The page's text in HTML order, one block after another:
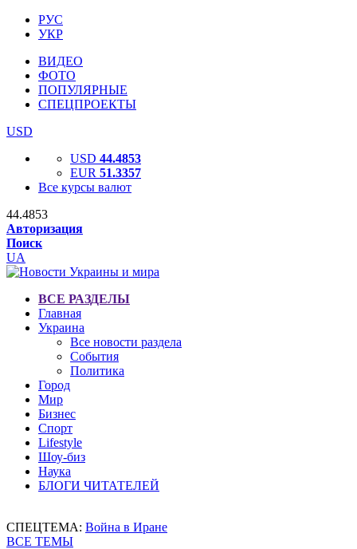
РУС
УКР
ВИДЕО
ФОТО
ПОПУЛЯРНЫЕ
СПЕЦПРОЕКТЫ
USD
USD 44.4853
EUR 51.3357
Все курсы валют
44.4853
Авторизация
Поиск
UA
ВСЕ РАЗДЕЛЫ
Главная
Украина
Все новости раздела
События
Политика
Город
Мир
Бизнес
Спорт
Lifestyle
Шоу-биз
Наука
БЛОГИ ЧИТАТЕЛЕЙ
СПЕЦТЕМА: Война в Иране
ВСЕ ТЕМЫ